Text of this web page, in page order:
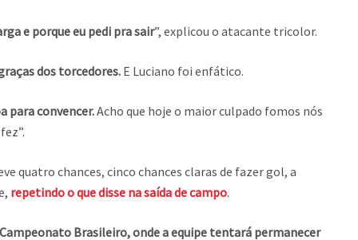
e porque eu pedi pra sair”, explicou o atacante tricolor.
dos torcedores. E Luciano foi enfático.
para convencer.Acho que hoje o maior culpado fomos nós
quatro chances, cinco chances claras de fazer gol, a
repetindo o que disse na saída de campo.
Campeonato Brasileiro, onde a equipe tentará permanecer